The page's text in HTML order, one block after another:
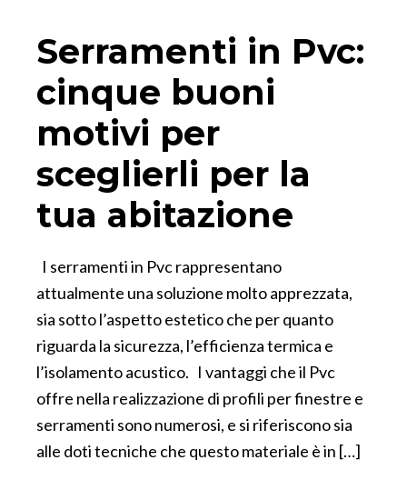
Serramenti in Pvc:
cinque buoni
motivi per
sceglierli per la
tua abitazione
I serramenti in Pvc rappresentano
attualmente una soluzione molto apprezzata,
sia sotto l’aspetto estetico che per quanto
riguarda la sicurezza, l’efficienza termica e
l’isolamento acustico. I vantaggi che il Pvc
offre nella realizzazione di profili per finestre e
serramenti sono numerosi, e si riferiscono sia
alle doti tecniche che questo materiale è in […]